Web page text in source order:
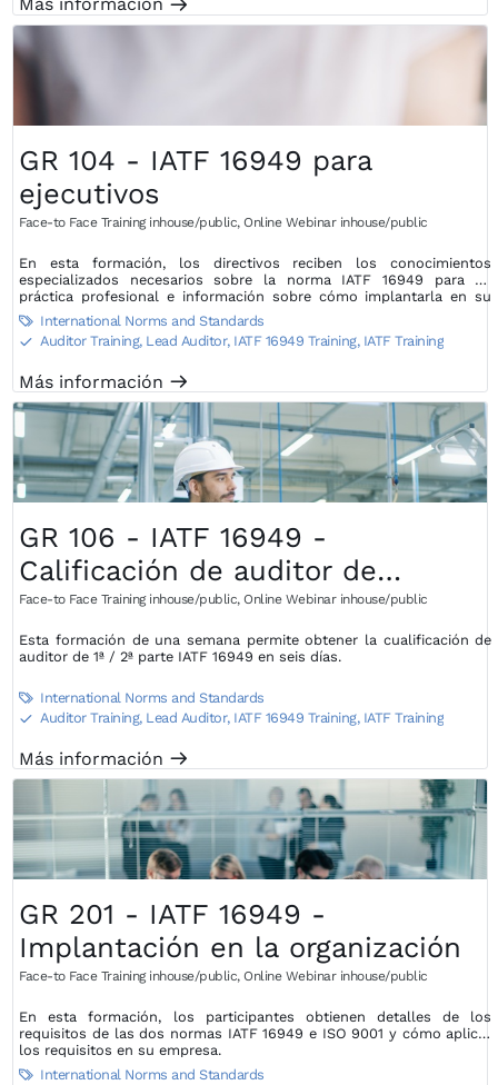
m
GR 104 - IATF 16949 para
ejecutivos
Face-to Face Training inhouse/public, Online Webinar inhouse/public
En esta formación, los directivos reciben los conocimientos
especializados necesarios sobre la norma IATF 16949 para su
práctica profesional e información sobre cómo implantarla en su
organización.
 International Norms and Standards
S Auditor Training, Lead Auditor, IATF 16949 Training, IATF Training
Más información m
GR 106 - IATF 16949 -
Calificación de auditor de
primera y segunda parte con
certificado - Formación de una
semana
Face-to Face Training inhouse/public, Online Webinar inhouse/public
Esta formación de una semana permite obtener la cualificación de
auditor de 1ª / 2ª parte IATF 16949 en seis días.
 International Norms and Standards
S Auditor Training, Lead Auditor, IATF 16949 Training, IATF Training
Más información m
GR 201 - IATF 16949 -
Implantación en la organización
Face-to Face Training inhouse/public, Online Webinar inhouse/public
En esta formación, los participantes obtienen detalles de los
requisitos de las dos normas IATF 16949 e ISO 9001 y cómo aplicar
los requisitos en su empresa.
 International Norms and Standards